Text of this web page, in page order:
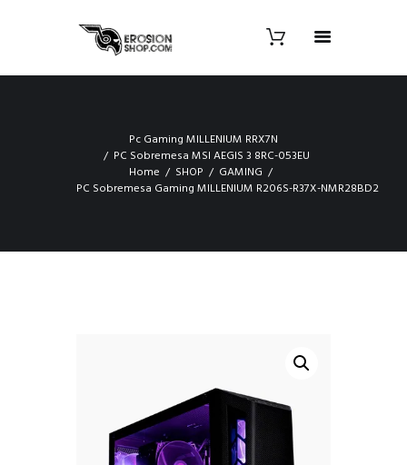
Pc Gaming MILLENIUM RRX7N
PC Sobremesa MSI AEGIS 3 8RC-053EU
Home
SHOP
GAMING
PC Sobremesa Gaming MILLENIUM R206S-R37X-NMR28BD2